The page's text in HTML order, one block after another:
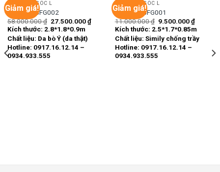
Giảm giá!
Add to
wishlist
GHẾ SOFA GÓC L
Sofa góc SFG002
58.000.000₫ Giá
gốc
là:
58.000.000 ₫.
27.500.000₫Giá
hiện
27.500.000 ₫.
Kích thước: 2.8*1.8*0.9m
Chất liệu: Da bò Ý (da thật)
Hotline: 0917.16.12.14 –
0934.933.555
Giảm giá!
Add to
wishlist
GHẾ SOFA GÓC L
Sofa góc SFG001
11.000.000₫ Giá
gốc
là:
11.000.000 ₫.
9.500.000₫Giá
hiện
tại
là:
Kích thước: 2.5*1.7*0.85m
Chất liệu: Simily chống trầy
Hotline: 0917.16.12.14 –
0934.933.555